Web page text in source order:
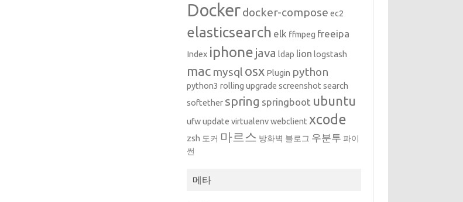
Dockerdocker-compose ec2
elasticsearch elk ffmpeg freeipa
Index iphone java ldap lion logstash
mac mysql osx Plugin python
python3 rolling upgrade screenshot search
softether spring springboot ubuntu
ufw update virtualenv webclient xcode
zsh 도커 마르스 방화벽 블로그 우분투 파이
썬
메타